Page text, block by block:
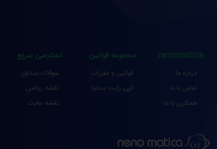
nenomatica
درباره ما
تماس با ما
همکاری با ما
مجموعه قوانین
قوانین و مقررات
کپی رایت محتوا
دسترسی سریع
سوالات متداول
نقشه ریاضی
نقشه سایت